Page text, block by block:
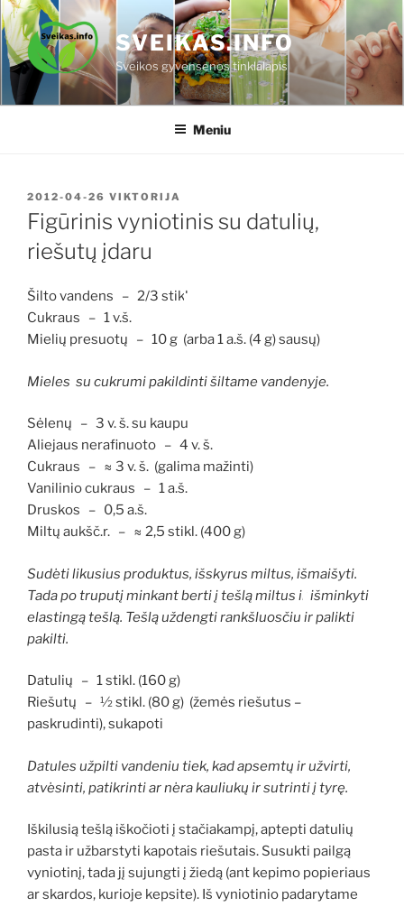
Eiti
prie
turinio
SVEIKAS.INFO
Sveikos gyvensenos tinklalapis
Meniu
PASKELBTA
2012-04-26 VIKTORIJA
Figūrinis vyniotinis su datulių,
riešutų įdaru
Šilto vandens – 2/3 stikl.
Cukraus – 1 v.š.
Mielių presuotų – 10 g (arba 1 a.š. (4 g) sausų)
Mieles su cukrumi pakildinti šiltame vandenyje.
Sėlenų – 3 v. š. su kaupu
Aliejaus nerafinuoto – 4 v. š.
Cukraus – ≈ 3 v. š. (galima mažinti)
Vanilinio cukraus – 1 a.š.
Druskos – 0,5 a.š.
Miltų aukšč.r. – ≈ 2,5 stikl. (400 g)
Sudėti likusius produktus, išskyrus miltus, išmaišyti.
Tada po truputį minkant berti į tešlą miltus ir išminkyti
elastingą tešlą. Tešlą uždengti rankšluosčiu ir palikti
pakilti.
Datulių – 1 stikl. (160 g)
Riešutų – ½ stikl. (80 g) (žemės riešutus –
paskrudinti), sukapoti
Datules užpilti vandeniu tiek, kad apsemtų ir užvirti,
atvėsinti, patikrinti ar nėra kauliukų ir sutrinti į tyrę.
Iškilusią tešlą iškočioti į stačiakampį, aptepti datulių
pasta ir užbarstyti kapotais riešutais. Susukti pailgą
vyniotinį, tada jį sujungti į žiedą (ant kepimo popieriaus
ar skardos, kurioje kepsite). Iš vyniotinio padarytame